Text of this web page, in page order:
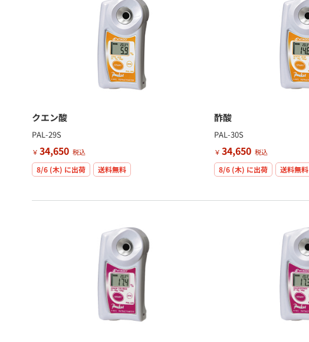
クエン酸
PAL-29S
￥ 34,650 税込
8/6 (木) に出荷 送料無料
酢酸
PAL-30S
￥ 34,650 税込
8/6 (木) に出荷 送料無料